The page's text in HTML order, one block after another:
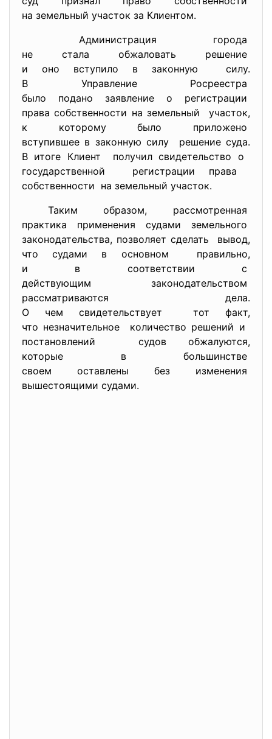
на земельный участок за Клиентом.
Администрация города
не стала обжаловать решение
и оно вступило в законную силу.
В Управление Росреестра
было подано заявление о регистрации
права собственности наземельный участок,
к которому было приложено
вступившее в законную силу решение суда.
В итоге Клиент получил свидетельство о
государственной регистрации права
собственности на земельный участок.
Таким образом, рассмотренная
практика применения судами земельного
законодательства, позволяет сделать вывод,
что судами в основном правильно,
и в соответствии с
действующим законодательством
рассматриваются дела.
О чем свидетельствует тот факт,
что незначительное количество решений и
постановлений судов обжалуются,
которые в большинстве
своем оставлены без изменения
вышестоящими судами.